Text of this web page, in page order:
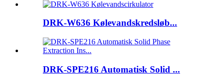
DRK-W636 Kølevandskredsløb...
DRK-SPE216 Automatisk Solid ...